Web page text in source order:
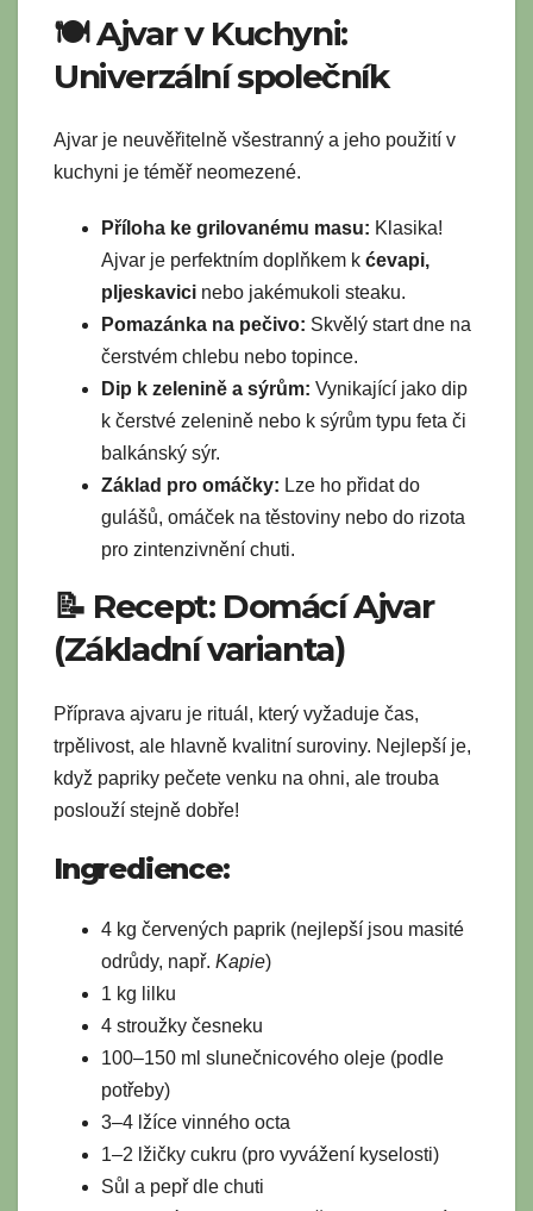
🍽️ Ajvar v Kuchyni:
Univerzální společník
Ajvar je neuvěřitelně všestranný a jeho použití v
kuchyni je téměř neomezené.
Příloha ke grilovanému masu: Klasika!
Ajvar je perfektním doplňkem k ćevapi,
pljeskavici nebo jakémukoli steaku.
Pomazánka na pečivo: Skvělý start dne na
čerstvém chlebu nebo topince.
Dip k zelenině a sýrům: Vynikající jako dip
k čerstvé zelenině nebo k sýrům typu feta či
balkánský sýr.
Základ pro omáčky: Lze ho přidat do
gulášů, omáček na těstoviny nebo do rizota
pro zintenzivnění chuti.
📝 Recept: Domácí Ajvar
(Základní varianta)
Příprava ajvaru je rituál, který vyžaduje čas,
trpělivost, ale hlavně kvalitní suroviny. Nejlepší je,
když papriky pečete venku na ohni, ale trouba
poslouží stejně dobře!
Ingredience:
4 kg červených paprik (nejlepší jsou masité
odrůdy, např. Kapie)
1 kg lilku
4 stroužky česneku
100–150 ml slunečnicového oleje (podle
potřeby)
3–4 lžíce vinného octa
1–2 lžičky cukru (pro vyvážení kyselosti)
Sůl a pepř dle chuti